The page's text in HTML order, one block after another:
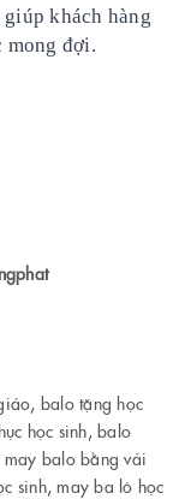
giúp khách hàng
mong đợi.
, balo tặng học
học sinh, balo
may balo bằng vải
sinh,may ba lô học